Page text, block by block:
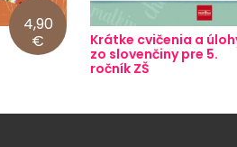
4,90
€
Krátke cvičenia a
zo slovenčiny pre 5.
ročník ZŠ